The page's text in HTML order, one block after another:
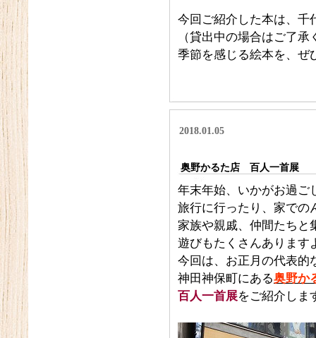
今回ご紹介した本は、千
（貸出中の場合はご了承
季節を感じる絵本を、ぜ
2018.01.05
奥野かるた店 百人一首展
年末年始、いかがお過ご
旅行に行ったり、家での
家族や親戚、仲間たちと
遊びもたくさんあります
今回は、お正月の代表的
神田神保町にある奥野か
百人一首展をご紹介しま